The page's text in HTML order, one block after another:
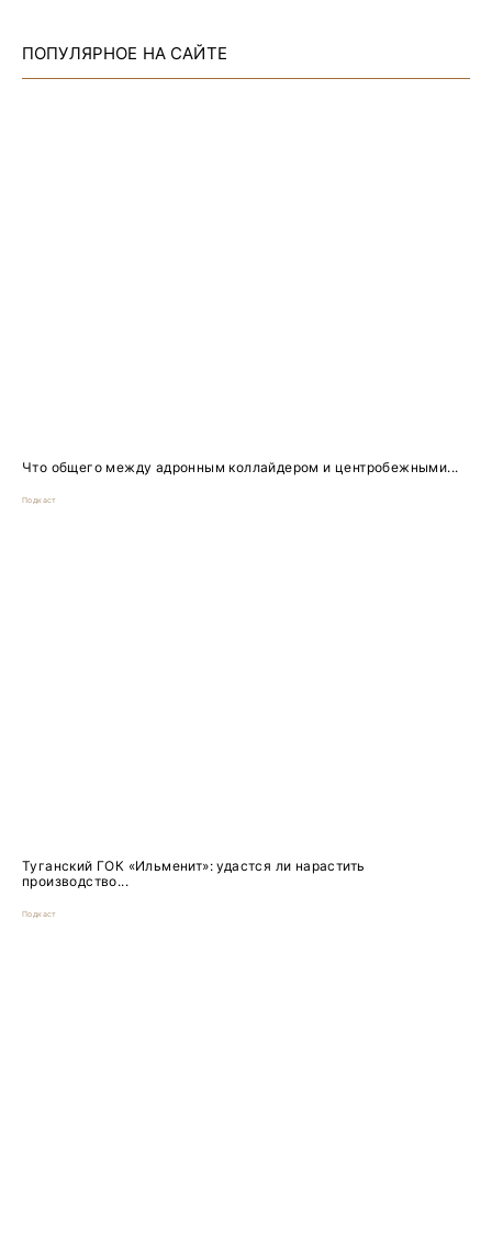
ПОПУЛЯРНОЕ НА САЙТЕ
Что общего между адронным коллайдером и центробежными...
Подкаст
Туганский ГОК «Ильменит»: удастся ли нарастить
производство...
Подкаст